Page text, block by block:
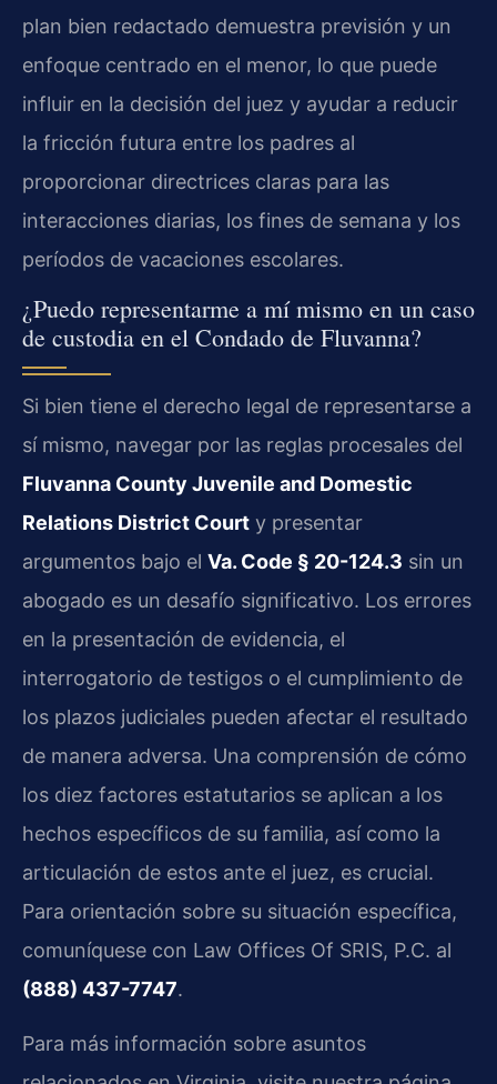
plan bien redactado demuestra previsión y un
enfoque centrado en el menor, lo que puede
influir en la decisión del juez y ayudar a reducir
la fricción futura entre los padres al
proporcionar directrices claras para las
interacciones diarias, los fines de semana y los
períodos de vacaciones escolares.
¿Puedo representarme a mí mismo en un caso
de custodia en el Condado de Fluvanna?
Si bien tiene el derecho legal de representarse a
sí mismo, navegar por las reglas procesales del
Fluvanna County Juvenile and Domestic
Relations District Court y presentar
argumentos bajo el Va. Code § 20-124.3 sin un
abogado es un desafío significativo. Los errores
en la presentación de evidencia, el
interrogatorio de testigos o el cumplimiento de
los plazos judiciales pueden afectar el resultado
de manera adversa. Una comprensión de cómo
los diez factores estatutarios se aplican a los
hechos específicos de su familia, así como la
articulación de estos ante el juez, es crucial.
Para orientación sobre su situación específica,
comuníquese con Law Offices Of SRIS, P.C. al
(888) 437-7747.
Para más información sobre asuntos